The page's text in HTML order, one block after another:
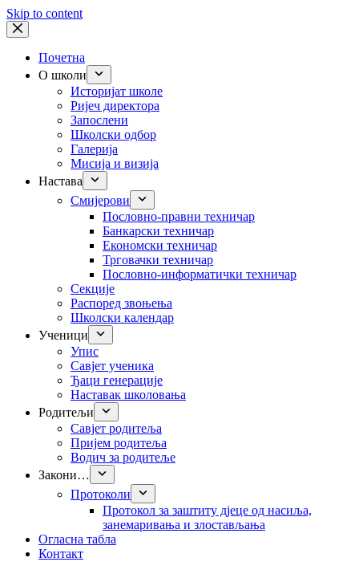
Skip to content
Почетна
О школи
Историјат школе
Ријеч директора
Запослени
Школски одбор
Галерија
Мисија и визија
Настава
Смијерови
Пословно-правни техничар
Банкарски техничар
Економски техничар
Трговачки техничар
Пословно-информатички техничар
Секције
Распоред звоњења
Школски календар
Ученици
Упис
Савјет ученика
Ђаци генерације
Наставак школовања
Родитељи
Савјет родитеља
Пријем родитеља
Водич за родитеље
Закони…
Протоколи
Прoтокол за заштиту дјеце од насиља,
занемаривања и злостављања
Огласна табла
Контакт